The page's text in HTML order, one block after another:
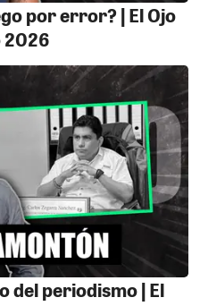
un reel para hablar
mismos seguidores que
su casi inexistente
de Ica, ya que
una dura crítica de la
está actitud
pasa la factura, parece
abogado Dr
del partido del
esta resolución 3201-
redes sociales a causado
regional no sea
por error? | El Ojo
2026
del periodismo | El